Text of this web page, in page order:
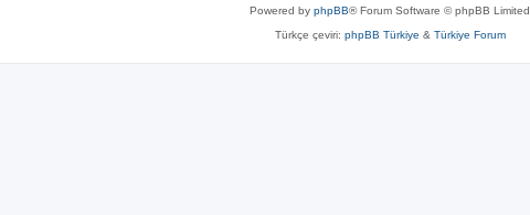
Powered by phpBB® Forum Software © phpBB Limited
Türkçe çeviri: phpBB Türkiye & Türkiye Forum